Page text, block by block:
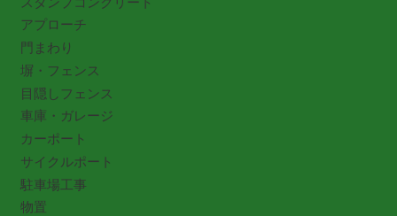
アプローチ
門まわり
塀・フェンス
目隠しフェンス
車庫・ガレージ
カーポート
サイクルポート
駐車場工事
物置